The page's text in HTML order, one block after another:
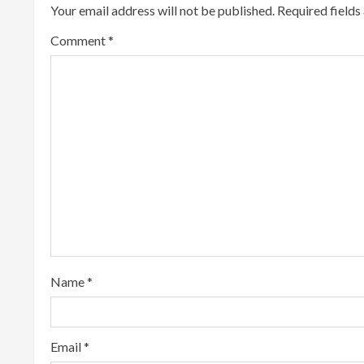
n
u
i
n
g
Your email address will not be published. Required
Comment*
Name*
Email*